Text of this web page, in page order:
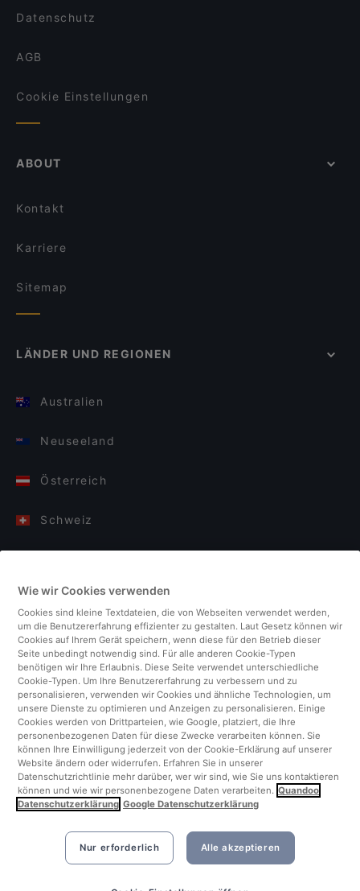
Datenschutz
AGB
Cookie Einstellungen
ABOUT
Kontakt
Karriere
Sitemap
LÄNDER UND REGIONEN
Australien
Neuseeland
Österreich
Schweiz
Italien
Finnland
Vereinigtes Königreich
Türkei
Niederlande
Singapur
Wie wir Cookies verwenden
Cookies sind kleine Textdateien, die von Webseiten verwendet werden,
um die Benutzererfahrung effizienter zu gestalten. Laut Gesetz können wir
Cookies auf Ihrem Gerät speichern, wenn diese für den Betrieb dieser
Seite unbedingt notwendig sind. Für alle anderen Cookie-Typen
benötigen wir Ihre Erlaubnis. Diese Seite verwendet unterschiedliche
Cookie-Typen. Um Ihre Benutzererfahrung zu verbessern und zu
personalisieren, verwenden wir Cookies und ähnliche Technologien, um
unsere Dienste zu optimieren und Anzeigen zu personalisieren. Einige
Cookies werden von Drittparteien, wie Google, platziert, die Ihre
personenbezogenen Daten für diese Zwecke verarbeiten können. Sie
können Ihre Einwilligung jederzeit von der Cookie-Erklärung auf unserer
Website ändern oder widerrufen. Erfahren Sie in unserer
Datenschutzrichtlinie mehr darüber, wer wir sind, wie Sie uns kontaktieren
können und wie wir personenbezogene Daten verarbeiten. Quandoo
Datenschutzerklärung Google Datenschutzerklärung
Nur erforderlich Alle akzeptieren